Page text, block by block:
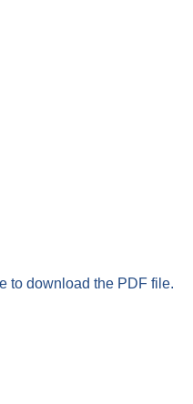
to download the PDF file.